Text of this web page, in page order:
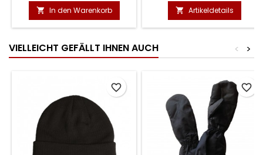
 In den Warenkorb  Artikeldetails
VIELLEICHT GEFÄLLT IHNEN AUCH >
<
favorite_border favorite_border